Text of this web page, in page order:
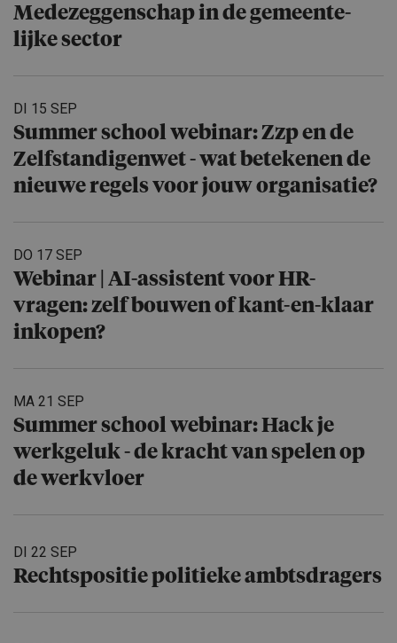
Medezeggen­schap in de gemeente­
lijke sector
DI 15 SEP
Summer school webinar: Zzp en de
Zelfstan­di­genwet - wat betekenen de
nieuwe regels voor jouw organisatie?
DO 17 SEP
Webinar | AI-assistent voor HR-
vragen: zelf bouwen of kant-en-klaar
inkopen?
MA 21 SEP
Summer school webinar: Hack je
werkgeluk - de kracht van spelen op
de werkvloer
DI 22 SEP
Rechtspo­sitie politieke ambtsdra­gers